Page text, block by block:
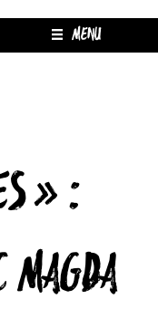
MENU
» :